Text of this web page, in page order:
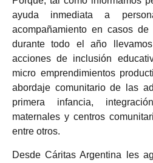
ayuda inmediata a
acompañamiento en casos de
durante todo el año
acciones de inclusión
micro emprendimientos
abordaje comunitario de las
primera infancia,
maternales y centros
entre otros.
Desde Cáritas Argentina les